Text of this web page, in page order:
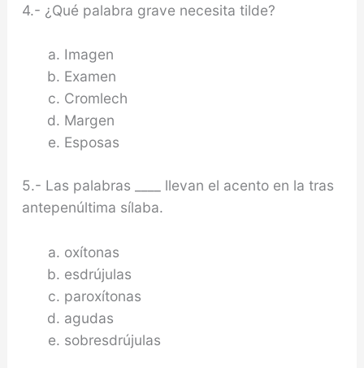
4.- ¿Qué palabra grave necesita tilde?
Imagen
Examen
Cromlech
Margen
Esposas
5.- Las palabras ____ llevan el acento en la tras
antepenúltima sílaba.
oxítonas
esdrújulas
paroxítonas
agudas
sobresdrújulas